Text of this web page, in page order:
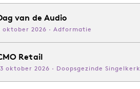
van de Audio
oktober 2026 · Adformatie
Retail
oktober 2026 · Doopsgezinde Singelkerk